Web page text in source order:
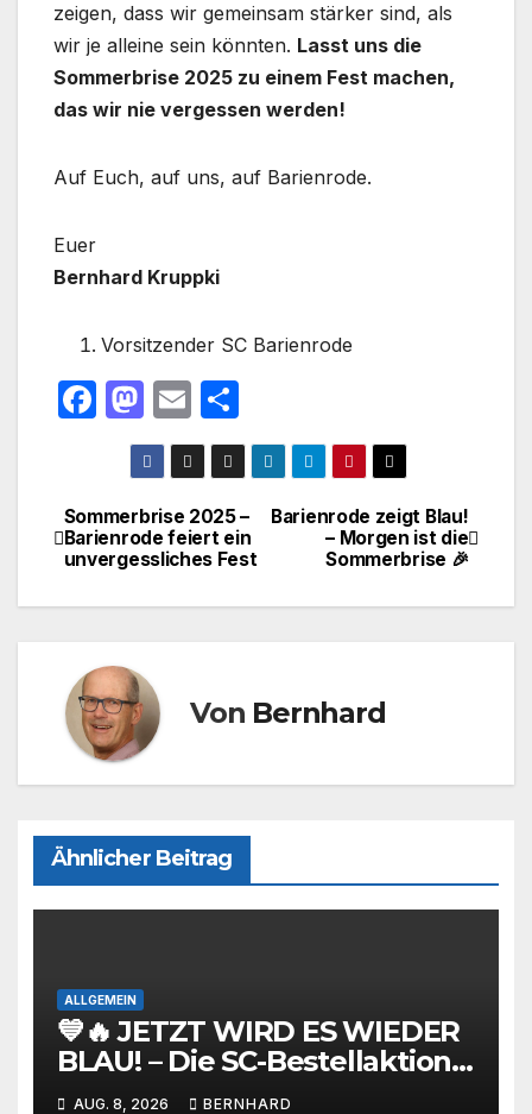
zeigen, dass wir gemeinsam stärker sind, als
wir je alleine sein könnten. Lasst uns die
Sommerbrise 2025 zu einem Fest machen,
das wir nie vergessen werden!
Auf Euch, auf uns, auf Barienrode.
Euer
Bernhard Kruppki
Vorsitzender SC Barienrode
F
e
b
k
M
a
st
o
d
E
m
ail
ei
le
n
Beitragsnavigation
Barienrode zeigt Blau!
– Morgen ist die
Sommerbrise 🎉
Sommerbrise 2025 –
Barienrode feiert ein
unvergessliches Fest
Von Bernhard
Ähnlicher Beitrag
ALLGEMEIN
💙🔥 JETZT WIRD ES WIEDER
BLAU! – Die SC-Bestellaktion
ist gestartet!
AUG. 8, 2026 BERNHARD